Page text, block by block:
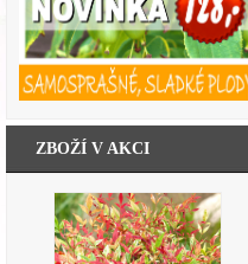
ZBOŽÍ V AKCI